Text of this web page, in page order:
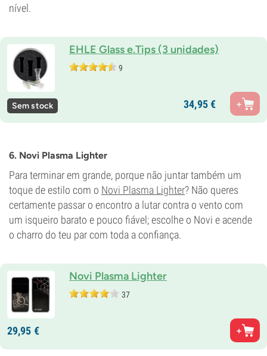
nível.
EHLE Glass e.Tips (3 unidades)
9
Sem stock 34,95€
6. Novi Plasma Lighter
Para terminar em grande, porque não juntar também um
toque de estilo com o Novi Plasma Lighter? Não queres
certamente passar o encontro a lutar contra o vento com
um isqueiro barato e pouco fiável; escolhe o Novi e acende
o charro do teu par com toda a confiança.
Novi Plasma Lighter
37
29,95 €